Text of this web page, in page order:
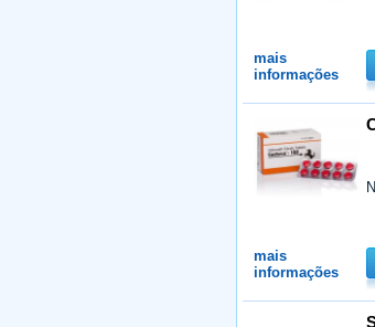
mais
informações
mais
informações